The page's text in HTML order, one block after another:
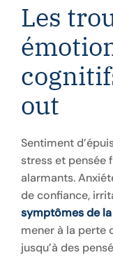
Les
out
Sentiment
stress et pensée
alarmants.
de confiance,
symptômes de
mener à la perte
jusqu’à des